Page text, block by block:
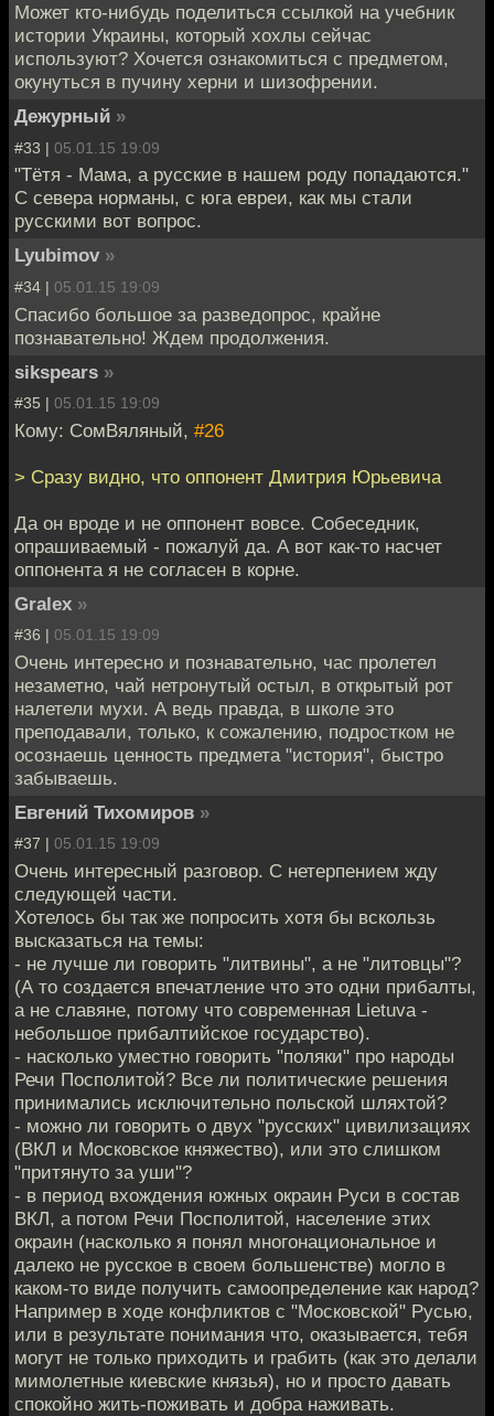
Может кто-нибудь поделиться ссылкой на учебник
истории Украины, который хохлы сейчас
используют? Хочется ознакомиться с предметом,
окунуться в пучину херни и шизофрении.
Дежурный »
#33 | 05.01.15 19:09
"Тётя - Мама, а русские в нашем роду попадаются."
С севера норманы, с юга евреи, как мы стали
русскими вот вопрос.
Lyubimov »
#34 | 05.01.15 19:09
Спасибо большое за разведопрос, крайне
познавательно! Ждем продолжения.
sikspears »
#35 | 05.01.15 19:09
Кому: СомВяляный, #26
> Сразу видно, что оппонент Дмитрия Юрьевича
Да он вроде и не оппонент вовсе. Собеседник,
опрашиваемый - пожалуй да. А вот как-то насчет
оппонента я не согласен в корне.
Gralex »
#36 | 05.01.15 19:09
Очень интересно и познавательно, час пролетел
незаметно, чай нетронутый остыл, в открытый рот
налетели мухи. А ведь правда, в школе это
преподавали, только, к сожалению, подростком не
осознаешь ценность предмета "история", быстро
забываешь.
Евгений Тихомиров »
#37 | 05.01.15 19:09
Очень интересный разговор. С нетерпением жду
следующей части.
Хотелось бы так же попросить хотя бы вскользь
высказаться на темы:
- не лучше ли говорить "литвины", а не "литовцы"?
(А то создается впечатление что это одни прибалты,
а не славяне, потому что современная Lietuva -
небольшое прибалтийское государство).
- насколько уместно говорить "поляки" про народы
Речи Посполитой? Все ли политические решения
принимались исключительно польской шляхтой?
- можно ли говорить о двух "русских" цивилизациях
(ВКЛ и Московское княжество), или это слишком
"притянуто за уши"?
- в период вхождения южных окраин Руси в состав
ВКЛ, а потом Речи Посполитой, население этих
окраин (насколько я понял многонациональное и
далеко не русское в своем большенстве) могло в
каком-то виде получить самоопределение как народ?
Например в ходе конфликтов с "Московской" Русью,
или в результате понимания что, оказывается, тебя
могут не только приходить и грабить (как это делали
мимолетные киевские князья), но и просто давать
спокойно жить-поживать и добра наживать.